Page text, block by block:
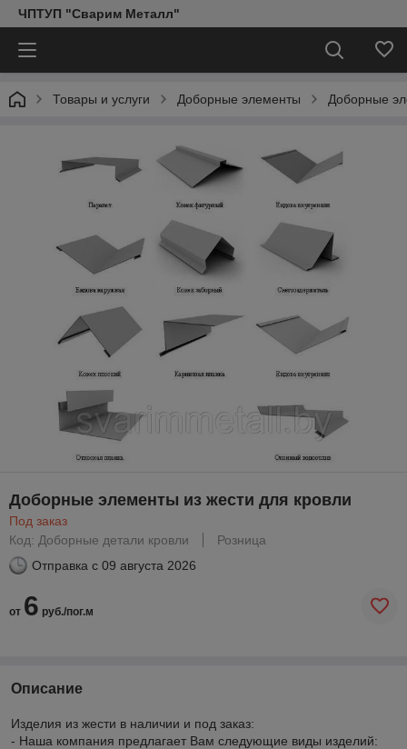
ЧПТУП "Сварим Металл"
Товары и услуги Доборные элементы Доборные
Доборные элементы из жести для кровли
Под заказ
Код: Доборные детали кровли
Розница
Отправка с 09 августа 2026
от 6 руб./пог.м
Описание
Изделия из жести в наличии и под заказ:
- Наша компания предлагает Вам следующие виды изделий: